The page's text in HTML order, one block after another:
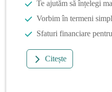
Te ajutăm să înțelegi
Vorbim în termeni
Sfaturi financiare
Citește